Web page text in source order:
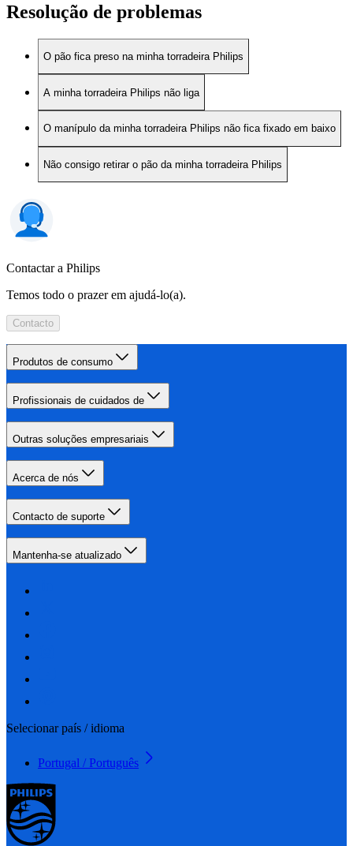
Resolução de problemas
O pão fica preso na minha torradeira Philips
A minha torradeira Philips não liga
O manípulo da minha torradeira Philips não fica fixado em baixo
Não consigo retirar o pão da minha torradeira Philips
Contactar a Philips
Temos todo o prazer em ajudá-lo(a).
Contacto
Produtos de consumo
Profissionais de cuidados de
Outras soluções empresariais
Acerca de nós
Contacto de suporte
Mantenha-se atualizado
Selecionar país / idioma
Portugal / Português